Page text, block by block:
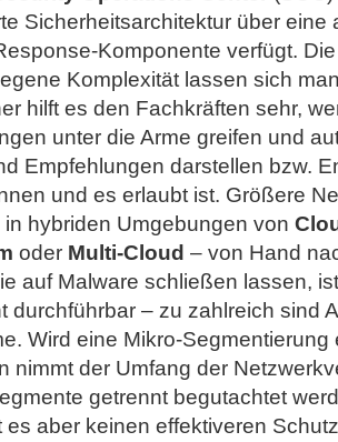
Sicherheitsarchitektur über eine
Komponente verfügt.
Komplexität lassen sich
hilft es den Fachkräften sehr,
unter die Arme greifen und
Empfehlungen darstellen bzw.
und es erlaubt ist. Größere
hybriden Umgebungen von
oder Multi-Cloud – von Hand
auf Malware schließen lassen,
durchführbar – zu zahlreich sind
Wird eine Mikro-
nimmt der Umfang der
getrennt begutachtet
es aber keinen effektiveren